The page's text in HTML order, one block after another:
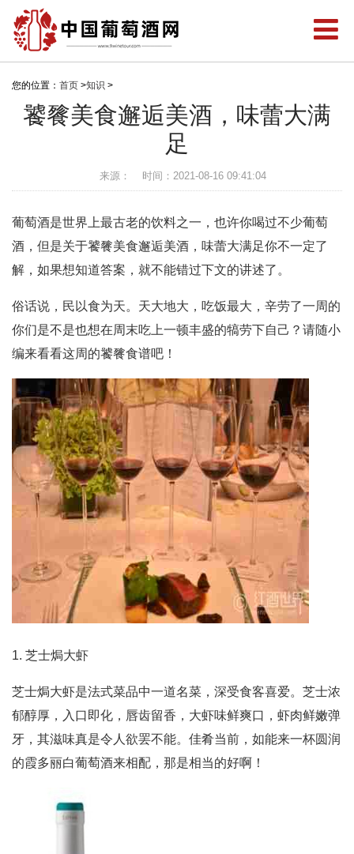
您的位置： 首页 >知识 >
饕餮美食邂逅美酒，味蕾大满
足
来源： 时间：2021-08-16 09:41:04
葡萄酒是世界上最古老的饮料之一，也许你喝过不少葡萄
酒，但是关于饕餮美食邂逅美酒，味蕾大满足你不一定了
解，如果想知道答案，就不能错过下文的讲述了。
俗话说，民以食为天。天大地大，吃饭最大，辛劳了一周的
你们是不是也想在周末吃上一顿丰盛的犒劳下自己？请随小
编来看看这周的饕餮食谱吧！
1. 芝士焗大虾
芝士焗大虾是法式菜品中一道名菜，深受食客喜爱。芝士浓
郁醇厚，入口即化，唇齿留香，大虾味鲜爽口，虾肉鲜嫩弹
牙，其滋味真是令人欲罢不能。佳肴当前，如能来一杯圆润
的霞多丽白葡萄酒来相配，那是相当的好啊！